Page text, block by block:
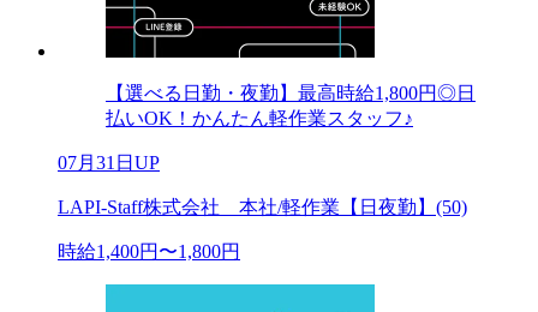
【選べる日勤・夜勤】最高時給1,800円◎日
払いOK！かんたん軽作業スタッフ♪
07月31日UP
LAPI-Staff株式会社 本社/軽作業【日夜勤】(50)
時給1,400円〜1,800円